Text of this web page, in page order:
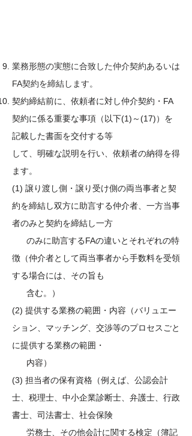
業務形態の実態に合致した仲介契約あるいは
FA契約を締結します。
契約締結前に、依頼者に対し仲介契約・FA
契約に係る重要な事項（以下(1)～(17)）を
記載した書面を交付する等
して、明確な説明を行い、依頼者の納得を得
ます。
(1) 譲り渡し側・譲り受け側の両当事者と契
約を締結し双方に助言する仲介者、一方当事
者のみと契約を締結し一方
のみに助言するFAの違いとそれぞれの特
徴（仲介者として両当事者から手数料を受領
する場合には、その旨も
含む。）
(2) 提供する業務の範囲・内容（バリュエー
ション、マッチング、交渉等のプロセスごと
に提供する業務の範囲・
内容）
(3) 担当者の保有資格（例えば、公認会計
士、税理士、中小企業診断士、弁護士、行政
書士、司法書士、社会保険
労務士、その他会計に関する検定（簿記